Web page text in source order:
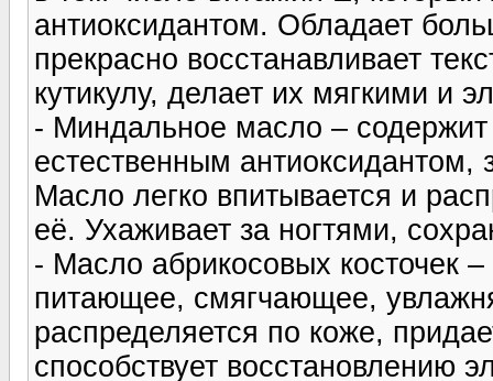
антиоксидантом. Обладает
прекрасно восстанавливает
кутикулу, делает их мягкими и
- Миндальное масло –
естественным
Масло легко впитывается и
её. Ухаживает за ногтями,
- Масло абрикосовых косточек
питающее, смягчающее,
распределяется по коже,
способствует восстановлению